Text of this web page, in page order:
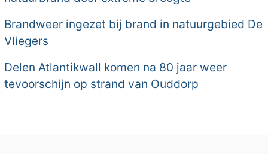
Brandweer ingezet bij brand in natuurgebied De
Vliegers
Delen Atlantikwall komen na 80 jaar weer
tevoorschijn op strand van Ouddorp